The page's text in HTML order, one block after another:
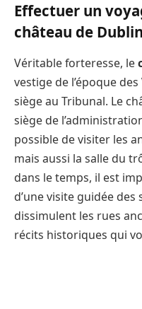
Effectuer un
château de Dublin
Véritable forteresse, le
vestige de l’époque
siège au Tribunal. Le
siège de
possible de visiter les
mais aussi la salle du
dans le temps, il est
d’une visite guidée
dissimulent les rues
récits historiques qui